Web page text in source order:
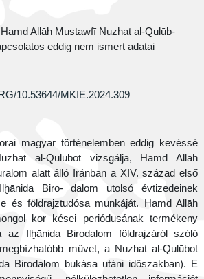
Allāh Mustawfī Nuzhat al-Qulūb-
eddig nem ismert adatai
10.53644/MKIE.2024.309
magyar történelemben eddig kevéssé
al-Qulūbot vizsgálja, Hamd Allāh
alatt álló Iránban a XIV. század első
Biro- dalom utolsó évtizedeinek
és földrajztudósa munkáját. Hamd Allāh
kor kései periódusának termékeny
Ilḫānida Birodalom földrajzáról szóló
művet, a Nuzhat al-Qulūbot
Birodalom bukása utáni időszakban). E